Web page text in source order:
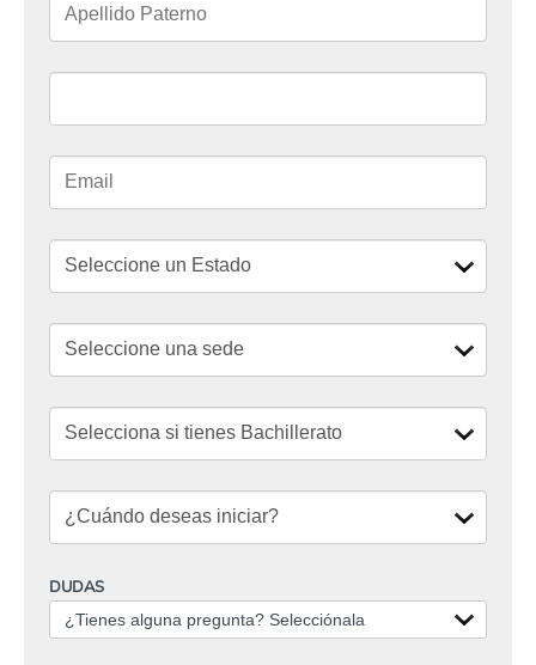
DUDAS
¿Tienes alguna pregunta? Selecciónala